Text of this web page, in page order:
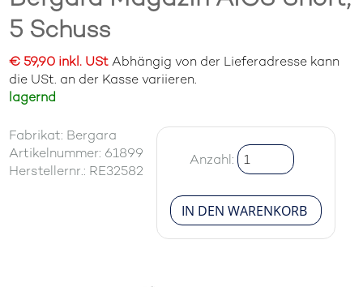
5 Schuss
€ 59,90 inkl. UStAbhängig von der Lieferadresse kann
die USt. an der Kasse variieren.
lagernd
Fabrikat: Bergara
Artikelnummer: 61899
Herstellernr.: RE32582
Anzahl: